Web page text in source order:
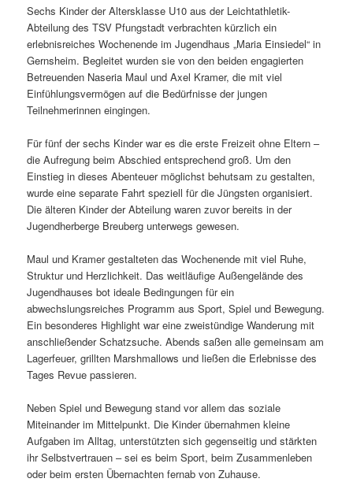
Sechs Kinder der Altersklasse U10 aus der Leichtathletik-
Abteilung des TSV Pfungstadt verbrachten kürzlich ein
erlebnisreiches Wochenende im Jugendhaus „Maria Einsiedel“ in
Gernsheim. Begleitet wurden sie von den beiden engagierten
Betreuenden Naseria Maul und Axel Kramer, die mit viel
Einfühlungsvermögen auf die Bedürfnisse der jungen
Teilnehmerinnen eingingen.
Für fünf der sechs Kinder war es die erste Freizeit ohne Eltern –
die Aufregung beim Abschied entsprechend groß. Um den
Einstieg in dieses Abenteuer möglichst behutsam zu gestalten,
wurde eine separate Fahrt speziell für die Jüngsten organisiert.
Die älteren Kinder der Abteilung waren zuvor bereits in der
Jugendherberge Breuberg unterwegs gewesen.
Maul und Kramer gestalteten das Wochenende mit viel Ruhe,
Struktur und Herzlichkeit. Das weitläufige Außengelände des
Jugendhauses bot ideale Bedingungen für ein
abwechslungsreiches Programm aus Sport, Spiel und Bewegung.
Ein besonderes Highlight war eine zweistündige Wanderung mit
anschließender Schatzsuche. Abends saßen alle gemeinsam am
Lagerfeuer, grillten Marshmallows und ließen die Erlebnisse des
Tages Revue passieren.
Neben Spiel und Bewegung stand vor allem das soziale
Miteinander im Mittelpunkt. Die Kinder übernahmen kleine
Aufgaben im Alltag, unterstützten sich gegenseitig und stärkten
ihr Selbstvertrauen – sei es beim Sport, beim Zusammenleben
oder beim ersten Übernachten fernab von Zuhause.